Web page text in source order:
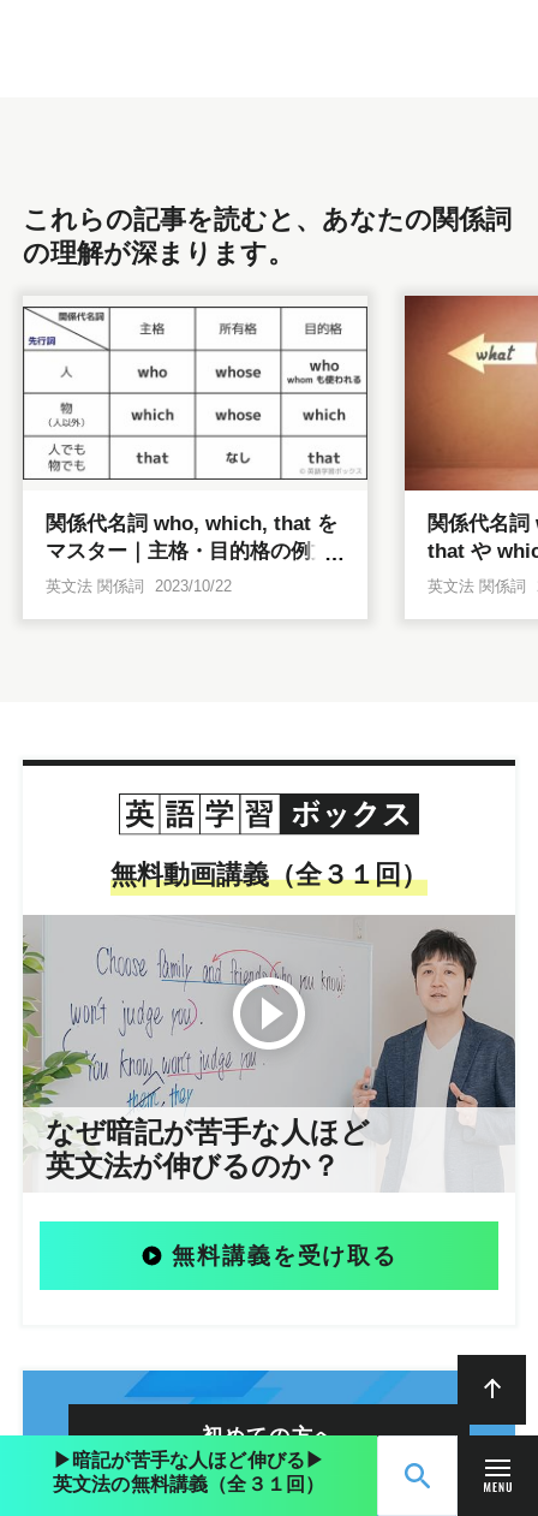
これらの記事を読むと、あなたの関係詞
の理解が深まります。
関係代名詞 who, which, that を
マスター｜主格・目的格の例文
満載
英文法 関係詞 2023/10/22
関係代名
that や
載】
英文法 関係詞
無料動画講義（全３１回）
なぜ暗記が苦手な人ほど
英文法が伸びるのか？
無料講義を受け取る
初めての方へ
なぜ英文法が重要なのか？
▶︎暗記が苦手な人ほど伸びる▶︎
英文法の無料講義（全３１回）